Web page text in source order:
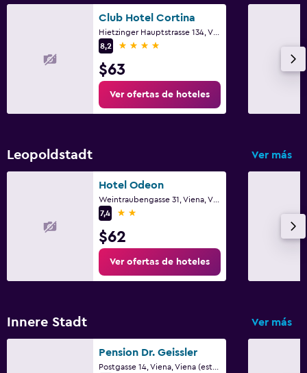
Club Hotel Cortina
8,2
4 estrellas
$63
Ver ofertas de hoteles
Leopoldstadt Ver más
Hotel Odeon
7,4
2 estrellas
$62
Ver ofertas de hoteles
Innere Stadt Ver más
Pension Dr. Geissler